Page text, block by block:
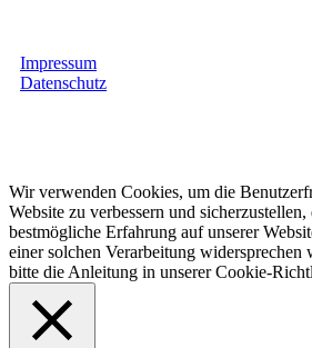
Impressum
Datenschutz
Wir verwenden Cookies, um die
Website zu verbessern und sicherzustellen,
bestmögliche Erfahrung auf unserer
einer solchen Verarbeitung widersprechen
bitte die Anleitung in unserer Cookie-